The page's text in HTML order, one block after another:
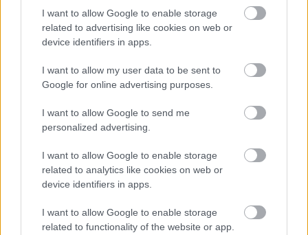
I want to allow Google to enable storage
related to advertising like cookies on web or
device identifiers in apps.
I want to allow my user data to be sent to
Google for online advertising purposes.
I want to allow Google to send me
personalized advertising.
I want to allow Google to enable storage
related to analytics like cookies on web or
device identifiers in apps.
I want to allow Google to enable storage
related to functionality of the website or app.
hogy idegenekkel beszéljenek a
Fortnite-ban és a Robloxban?
2026 június 8. 15:30
A brit kormány már nemcsak a közösségi
oldalakat korlátozná a gyerekek online védelme
miatt, hanem az olyan játékplatformokat is,
mint a Roblox, a Fortnite, a Minecraft vagy akár
Unmute Loaded :